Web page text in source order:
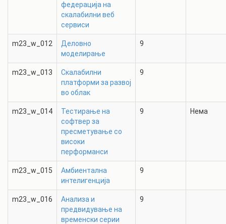
федерација на
скалабилни веб
сервиси
m23_w_012
Деловно
моделирање
9
m23_w_013
Скалабилни
платформи за развој
во облак
9
m23_w_014
Тестирање на
софтвер за
пресметување со
високи
перформанси
9 Нема
m23_w_015
Амбиентална
интелигенција
9
m23_w_016
Анализа и
предвидување на
временски серии
9